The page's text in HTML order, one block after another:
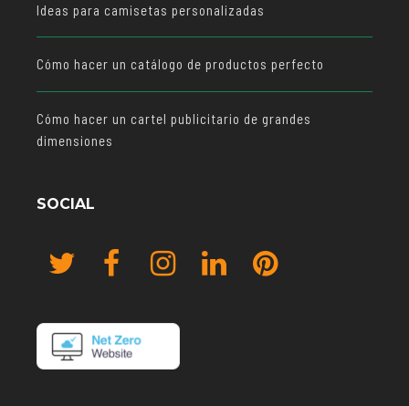
Ideas para camisetas personalizadas
Cómo hacer un catálogo de productos perfecto
Cómo hacer un cartel publicitario de grandes
dimensiones
SOCIAL